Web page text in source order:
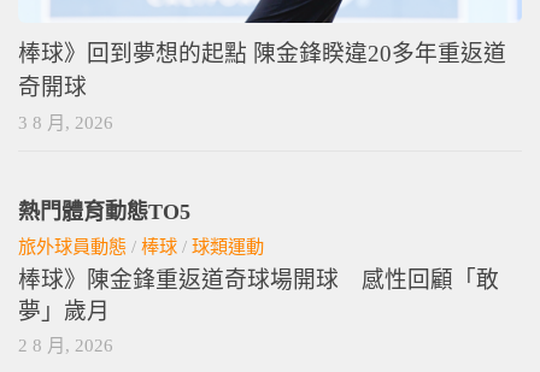
棒球》回到夢想的起點 陳金鋒睽違20多年重返道
奇開球
3 8 月, 2026
熱門體育動態TO5
旅外球員動態 / 棒球 / 球類運動
棒球》陳金鋒重返道奇球場開球 感性回顧「敢
夢」歲月
2 8 月, 2026